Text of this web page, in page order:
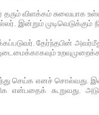
தரும் விளக்கம்
இன்றும்
தேர்ந்தபின்
செய்க எனச் சொல்வது.
கூறுவது.